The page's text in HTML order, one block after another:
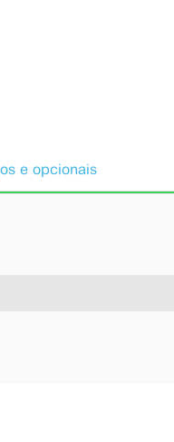
e opcionais